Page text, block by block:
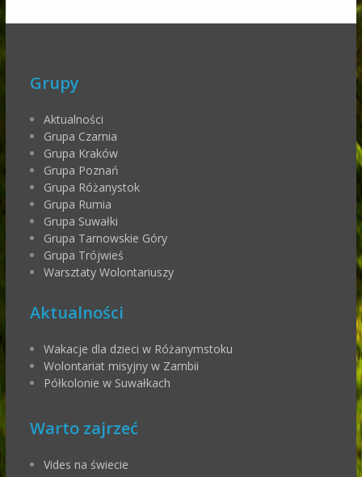
Grupy
Aktualności
Grupa Czarnia
Grupa Kraków
Grupa Poznań
Grupa Różanystok
Grupa Rumia
Grupa Suwałki
Grupa Tarnowskie Góry
Grupa Trójwieś
Warsztaty Wolontariuszy
Aktualności
Wakacje dla dzieci w Różanymstoku
Wolontariat misyjny w Zambii
Półkolonie w Suwałkach
Warto zajrzeć
Vides na świecie